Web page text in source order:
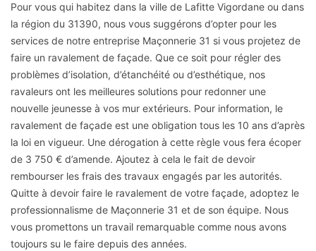
Pour vous qui habitez dans la ville de Lafitte Vigordane ou dans
la région du 31390, nous vous suggérons d’opter pour les
services de notre entreprise Maçonnerie 31 si vous projetez de
faire un ravalement de façade. Que ce soit pour régler des
problèmes d’isolation, d’étanchéité ou d’esthétique, nos
ravaleurs ont les meilleures solutions pour redonner une
nouvelle jeunesse à vos mur extérieurs. Pour information, le
ravalement de façade est une obligation tous les 10 ans d’après
la loi en vigueur. Une dérogation à cette règle vous fera écoper
de 3 750 € d’amende. Ajoutez à cela le fait de devoir
rembourser les frais des travaux engagés par les autorités.
Quitte à devoir faire le ravalement de votre façade, adoptez le
professionnalisme de Maçonnerie 31 et de son équipe. Nous
vous promettons un travail remarquable comme nous avons
toujours su le faire depuis des années.